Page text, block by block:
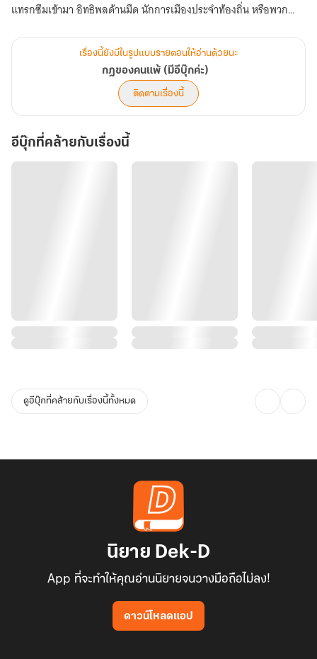
แทรกซึมเข้ามา อิทธิพลด้านมืด นักการเมืองประจำท้องถิ่น หรือพวก
ข้อสันนิษฐานหลายอย่างประดังประเดเข้ามาแต่ก่อนที่เธอจะพอจะ
แยกแยะหรือช่วยเหลือตัวเองได้สติสัมปชันญะและการรับรู้ของหญิงสาว
ก็ค่อยๆดับมืดลงไปพร้อมๆกับที่ใบหน้ารกรุงรังไปด้วยหนวดเคราและ
ดวงตาคมปราบแสนคุ้นเคยที่สะกิดความทรงจำบางอย่างให้โลดแล่นขึ้น
เรื่องนี้ยังมีในรูปแบบรายตอนให้อ่านด้วยนะ
กฎของคนแพ้ (มีอีบุ๊กค่ะ)
ติดตามเรื่องนี้
อีบุ๊กที่คล้ายกับเรื่องนี้
ดูอีบุ๊กที่คล้ายกับเรื่องนี้ทั้งหมด
นิยาย Dek-D
App ที่จะทำให้คุณอ่านนิยายจนวางมือถือไม่ลง!
ดาวน์โหลดแอป